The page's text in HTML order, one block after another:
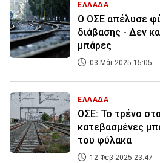
ΕΛΛΑΔΑ
Ο ΟΣΕ απέλυσε
διάβασης - Δεν
μπάρες
03 Μάι 2025 15:05
ΕΛΛΑΔΑ
ΟΣΕ: Το τρένο
κατεβασμένες
του φύλακα
12 Φεβ 2025 23:47